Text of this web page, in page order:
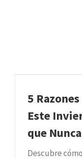
5
Este
que Nunca
Descubre